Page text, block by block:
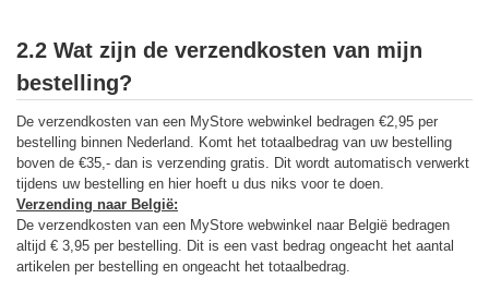
2.2 Wat zijn de verzendkosten van mijn
bestelling?
De verzendkosten van een MyStore webwinkel bedragen €2,95 per
bestelling binnen Nederland. Komt het totaalbedrag van uw bestelling
boven de €35,- dan is verzending gratis. Dit wordt automatisch verwerkt
tijdens uw bestelling en hier hoeft u dus niks voor te doen.
Verzending naar België:
De verzendkosten van een MyStore webwinkel naar België bedragen
altijd € 3,95 per bestelling. Dit is een vast bedrag ongeacht het aantal
artikelen per bestelling en ongeacht het totaalbedrag.